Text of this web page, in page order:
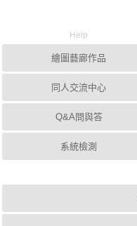
Help
繪圖藝廊作品
同人交流中心
Q&A問與答
系統檢測